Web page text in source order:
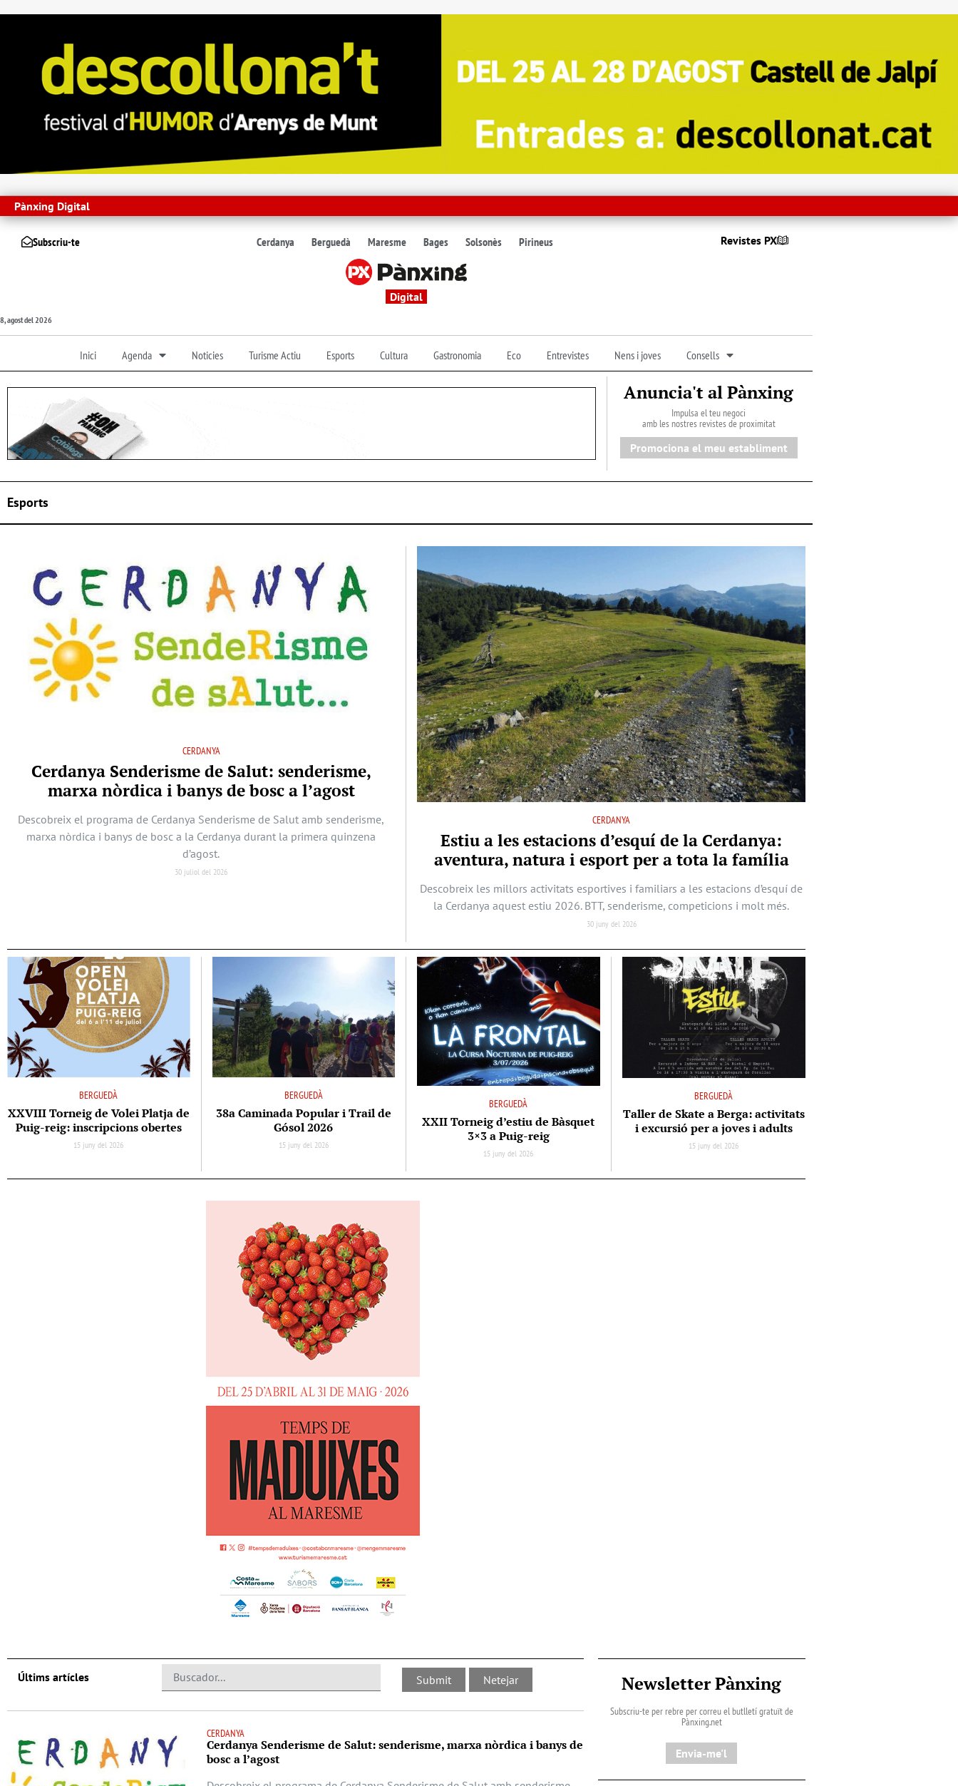
Pànxing Digital
Subscriu-te Cerdanya Berguedà Maresme Bages Solsonès Pirineus Revistes PX
Digital
8, agost del 2026
Inici Agenda Noticies Turisme Actiu Esports Cultura Gastronomia Eco Entrevistes Nens i joves Consells
Anuncia't al Pànxing
Impulsa el teu negoci
amb les nostres revistes de proximitat
Promociona el meu establiment
Esports
CERDANYA
Cerdanya Senderisme de Salut: senderisme,
marxa nòrdica i banys de bosc a l’agost
Descobreix el programa de Cerdanya Senderisme de Salut amb senderisme,
marxa nòrdica i banys de bosc a la Cerdanya durant la primera quinzena
d’agost.
30 juliol del 2026
CERDANYA
Estiu a les estacions d’esquí de la Cerdanya:
aventura, natura i esport per a tota la família
Descobreix les millors activitats esportives i familiars a les estacions d’esquí de
la Cerdanya aquest estiu 2026. BTT, senderisme, competicions i molt més.
30 juny del 2026
BERGUEDÀ
XXVIII Torneig de Volei Platja de
Puig-reig: inscripcions obertes
15 juny del 2026
BERGUEDÀ
38a Caminada Popular i Trail de
Gósol 2026
15 juny del 2026
BERGUEDÀ
XXII Torneig d’estiu de Bàsquet
3×3 a Puig-reig
15 juny del 2026
BERGUEDÀ
Taller de Skate a Berga: activitats
i excursió per a joves i adults
15 juny del 2026
Últims artícles
CERDANYA
Cerdanya Senderisme de Salut: senderisme, marxa nòrdica i banys de
bosc a l’agost
Newsletter Pànxing
Subscriu-te per rebre per correu el butlletí gratuït de
Pànxing.net​
Envia-me'l